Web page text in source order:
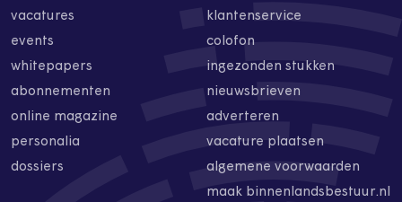
vacatures
events
whitepapers
abonnementen
online magazine
personalia
dossiers
klantenservice
colofon
ingezonden stukken
nieuwsbrieven
adverteren
vacature plaatsen
algemene voorwaarden
maak binnenlandsbestuur.nl